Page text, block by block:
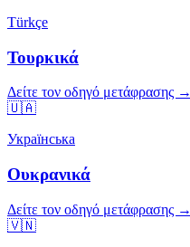
Türkçe
Τουρκικά
Δείτε τον οδηγό μετάφρασης →
🇺🇦
Українська
Ουκρανικά
Δείτε τον οδηγό μετάφρασης →
🇻🇳